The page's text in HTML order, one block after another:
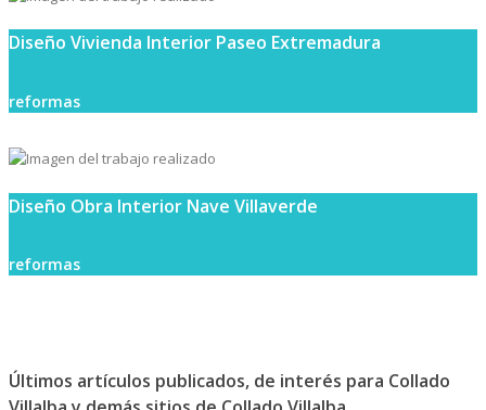
Diseño Vivienda Interior Paseo Extremadura
reformas
Diseño Obra Interior Nave Villaverde
reformas
Últimos artículos publicados, de interés para Collado